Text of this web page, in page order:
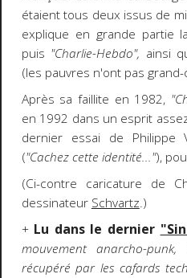
étaient tous deux issus de
explique en grande partie
puis "Charlie-Hebdo", ainsi
(les pauvres n'ont pas
Après sa faillite en 1982,
en 1992 dans un esprit
dernier essai de Philippe
("Cachez cette identité..."),
(Ci-contre caricature de
dessinateur Schvartz.)
+ Lu dans le dernier
mouvement anarcho-
récupéré par les cafards